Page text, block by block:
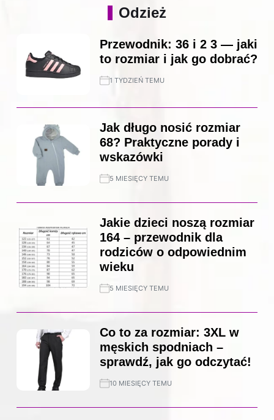
Odzież
Przewodnik: 36 i 2 3 — jaki
to rozmiar i jak go dobrać?
1 TYDZIEŃ TEMU
Jak długo nosić rozmiar
68? Praktyczne porady i
wskazówki
5 MIESIĘCY TEMU
Jakie dzieci noszą rozmiar
164 – przewodnik dla
rodziców o odpowiednim
wieku
5 MIESIĘCY TEMU
Co to za rozmiar: 3XL w
męskich spodniach –
sprawdź, jak go odczytać!
10 MIESIĘCY TEMU